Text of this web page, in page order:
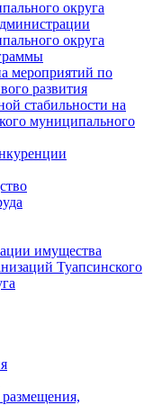
округа
округа
мероприятий по
развития
стабильности на
муниципального
имущества
Туапсинского
размещения,